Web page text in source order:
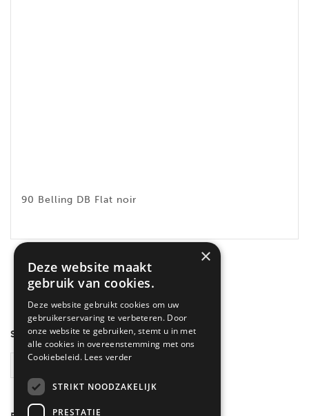
90 Belling DB Flat noir
Voici le seul résultat
SEARCH
×
Deze website maakt
gebruik van cookies.
Deze website gebruikt cookies om uw
gebruikerservaring te verbeteren. Door
onze website te gebruiken, stemt u in met
alle cookies in overeenstemming met ons
Cookiebeleid. Lees verder
STRIKT NOODZAKELIJK
PRESTATIE